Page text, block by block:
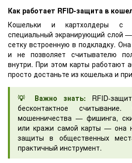
Как работает RFID-защита в
Кошельки и картхолдеры с
специальный экранирующий слой
сетку встроенную в подкладку.
и не позволяет считывателю
внутри. При этом карты работают
просто достаньте из кошелька и
💡 Важно знать: RFID-
бесконтактное
мошенничества — фишинга,
или кражи самой карты — она
защиты в общественных
практичный инструмент.